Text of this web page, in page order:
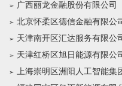
广西丽龙金融股份有限公司
北京怀柔区德信金融有限公
天津南开区汇达服务有限公
天津红桥区旭日能源有限公
上海崇明区洲阳人工智能集